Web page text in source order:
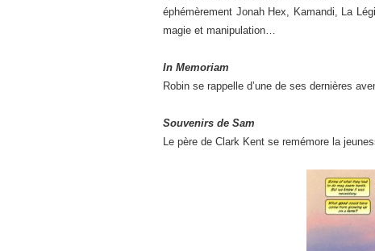
éphémèrement Jonah Hex, Kamandi, La
magie et manipulation…
In Memoriam
Robin se rappelle d’une de ses dernières
Souvenirs de Sam
Le père de Clark Kent se remémore la